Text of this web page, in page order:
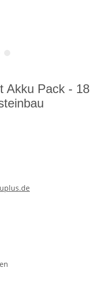
Akku Pack - 18